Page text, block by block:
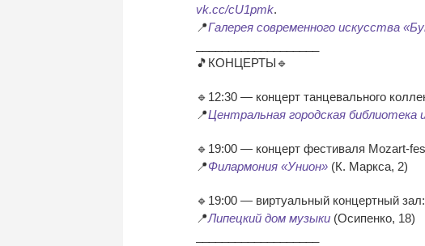
vk.cc/cU1pmk.
📍Галерея современного искусства
🎵КОНЦЕРТЫ🔹
🔹12:30 — концерт танцевального
📍Центральная городская библиотека
🔹19:00 — концерт фестиваля Mozart-
📍Филармония «Унион» (К. Маркса, 2)
🔹19:00 — виртуальный концертный
📍Липецкий дом музыки (Осипенко, 18)